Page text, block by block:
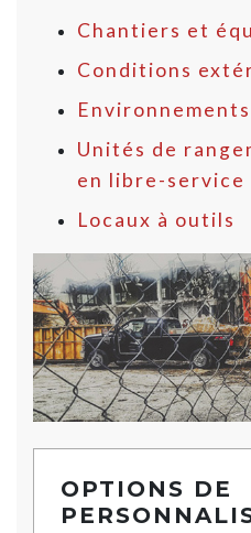
Chantiers et
Conditions
Unités de
en libre-service
Locaux à outils
OPTIONS DE